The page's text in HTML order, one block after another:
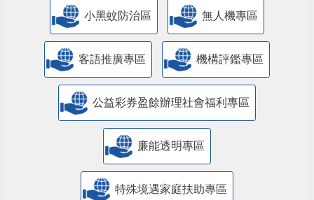
小黑蚊防治區 無人機專區
客語推廣專區 機構評鑑專區
公益彩券盈餘辦理社會福利專區
廉能透明專區
特殊境遇家庭扶助專區